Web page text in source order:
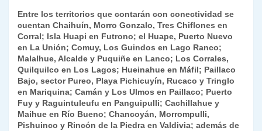
Entre los territorios que contarán con conectividad se
cuentan Chaihuín, Morro Gonzalo, Tres Chiflones en
Corral; Isla Huapi en Futrono; el Huape, Puerto Nuevo
en La Unión; Comuy, Los Guindos en Lago Ranco;
Malalhue, Alcalde y Puquiñe en Lanco; Los Corrales,
Quilquilco en Los Lagos; Hueinahue en Máfil; Paillaco
Bajo, sector Pureo, Playa Pichicuyín, Rucaco y Tringlo
en Mariquina; Camán y Los Ulmos en Paillaco; Puerto
Fuy y Raguintuleufu en Panguipulli; Cachillahue y
Maihue en Río Bueno; Chancoyán, Morrompulli,
Pishuinco y Rincón de la Piedra en Valdivia; además de